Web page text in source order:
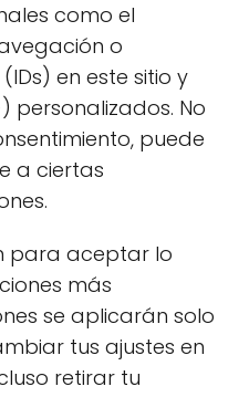
como el
o
en este sitio y
personalizados. No
puede
a ciertas
para aceptar lo
más
se aplicarán solo
tus ajustes en
retirar tu
son
existe una variedad
sobre la
los productos.
es uno de los más
y se centra en la
ecológica.
Reconocido en toda